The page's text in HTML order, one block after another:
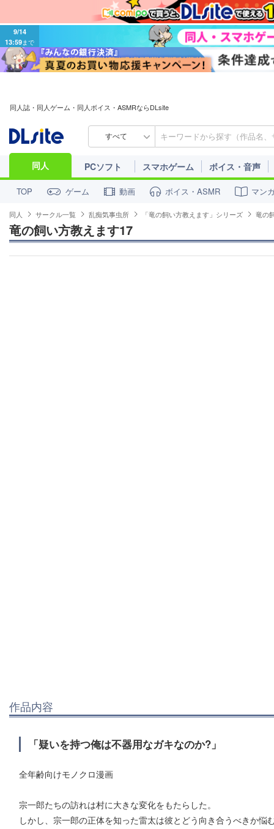
9/14
13:59まで
同人誌・同人ゲーム・同人ボイス・ASMRならDLsite
すべて
同人 PCソフト スマホゲーム ボイス・音声
TOP ゲーム 動画 ボイス・ASMR マン
同人 サークル一覧 乱痴気事虫所 「竜の飼い方教えます」シリーズ 竜の
竜の飼い方教えます17
作品内容
「疑いを持つ俺は不器用なガキなのか?」
全年齢向けモノクロ漫画
宗一郎たちの訪れは村に大きな変化をもたらした。
しかし、宗一郎の正体を知った雷太は彼とどう向き合うべきか悩